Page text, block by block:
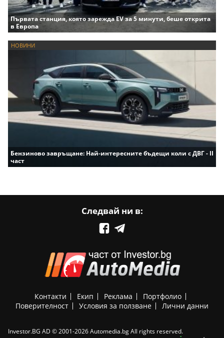
Първата станция, която зарежда EV за 5 минути, беше открита
в Европа
НОВИНИ
Бензиново завръщане: Най-интересните бъдещи коли с ДВГ - II
част
Следвай ни в:
Контакти Екип Реклама
Портфолио
Поверителност
Условия за ползване Лични данни
Investor.BG AD © 2001-2026 Automedia.bg All rights reserved.